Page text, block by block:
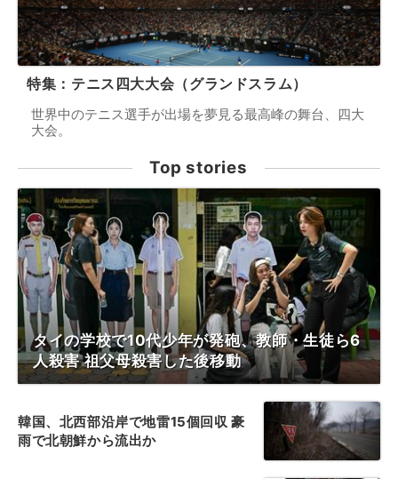
特集：テニス四大大会（グランドスラム）
世界中のテニス選手が出場を夢見る最高峰の舞台、四大
大会。
Top stories
タイの学校で10代少年が発砲、教師・生徒ら6
人殺害 祖父母殺害した後移動
韓国、北西部沿岸で地雷15個回収 豪
雨で北朝鮮から流出か